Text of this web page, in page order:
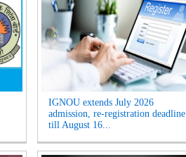
IGNOU extends July 2026
admission, re-registration deadline
till August 16...